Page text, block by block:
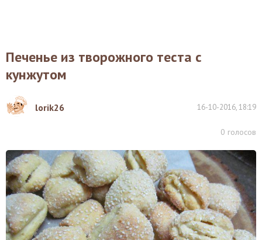
Печенье из творожного теста с
кунжутом
lorik26 16-10-2016, 18:19
0 голосов